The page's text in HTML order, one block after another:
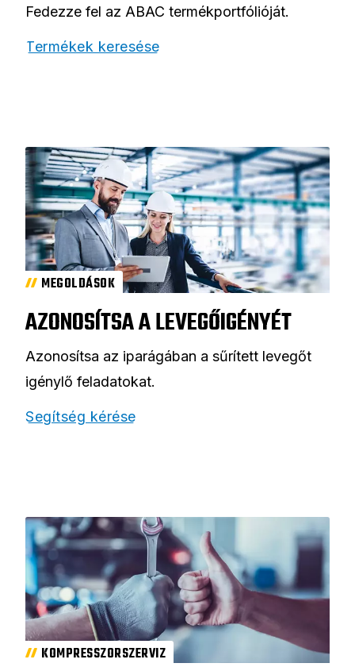
Fedezze fel az ABAC termékportfólióját.
Termékek keresése
MEGOLDÁSOK
AZONOSÍTSA A LEVEGŐIGÉNYÉT
Azonosítsa az iparágában a sűrített levegőt
igénylő feladatokat.
Segítség kérése
KOMPRESSZORSZERVIZ